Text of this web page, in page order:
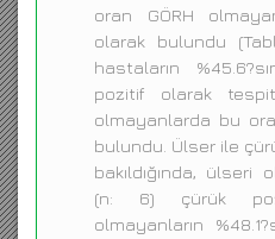
oran GÖRH
olarak bulundu
hastaların
pozitif olarak
olmayanlarda bu
bulundu. Ülser ile
bakıldığında, ülseri
(n: 6) çürük
olmayanların